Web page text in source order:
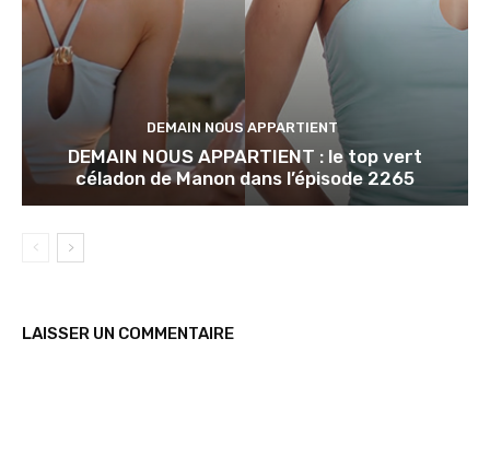
DEMAIN NOUS APPARTIENT
DEMAIN NOUS APPARTIENT : le top vert
céladon de Manon dans l’épisode 2265
LAISSER UN COMMENTAIRE